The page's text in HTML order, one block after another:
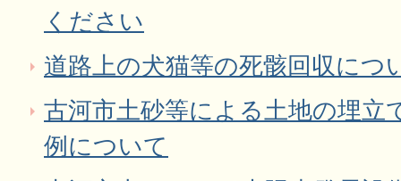
ください
道路上の犬猫等の死骸回収につ
古河市土砂等による土地の埋立
例について